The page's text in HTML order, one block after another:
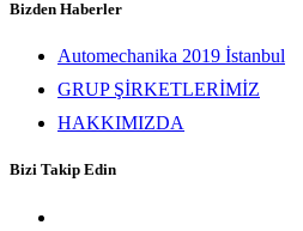
Bizden Haberler
Automechanika 2019 İstanbul
GRUP ŞİRKETLERİMİZ
HAKKIMIZDA
Bizi Takip Edin